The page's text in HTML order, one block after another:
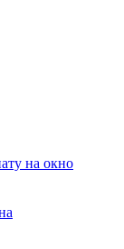
на окно